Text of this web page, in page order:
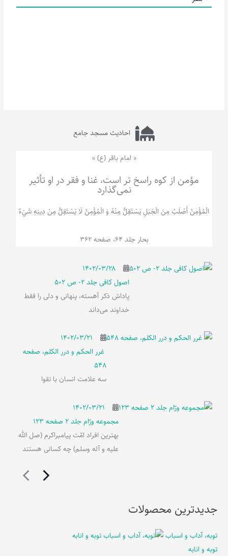
احادیث مسجد جامع
« امام باقر (ع) »
مؤمن از کوه راسخ تر است، غنا و فقر در او تأثیر
نمی‌گذارد
الْمُؤْمِنُ‌ أَصْلَبُ‌ مِنَ‌ الْجَبَلِ‌ یَسْتَقِلُّ مِنْهُ وَ الْمُؤْمِنُ لَا يَسْتَقِلُّ مِنْ دِينِهِ شَيْ‌ءٌ
بحار جلد 64، صفحه 362
۱۴۰۲/۰۳/۲۸
اصول کافی جلد 2- ص 502
پاداش ذکر آهسته، پنهانی و دلی را فقط
خداوند می‌داند
۱۴۰۲/۰۳/۲۱
غرر الحکم و درر الکلم، صفحه
548
سه علامت انسان با تقوا
۱۴۰۲/۰۳/۲۱
مجموعه ورّام جلد 2 صفحه 123
بهترین افراد امّت پیامبراکرم (صل الله
علیه و آله وسلم) چه کسانی هستند
جدیدترین محصولات
توبه، آداب و اسباب
توبه و انابه